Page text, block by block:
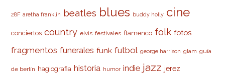
28F aretha franklin beatles blues buddy holly cine
conciertos country elvis festivales flamenco folk fotos
fragmentos funerales funk futbol george harrison glam guía
de berlín hagiografia historia humor indie jazz jerez